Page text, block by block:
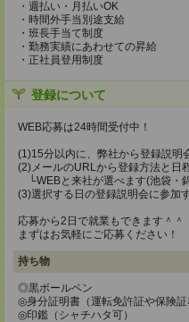
・週払い・月払いOK
・時間外手当別途支給
・班長手当て制度
・勤務実績にあわせての昇給
・正社員登用制度
登録について
WEB応募は24時間受付中！
(1)15分以内に、弊社から登録説明
(2)メールのURLから登録方法と日
└WEBと来社が選べます(池袋・
(3)選択する日の登録説明会に参加
応募から2日で就業もできます＾＾
まずはお気軽にご応募ください！
持ち物
◎黒ボールペン
◎身分証明書（運転免許証や保険
◎印鑑（シャチハタ可）